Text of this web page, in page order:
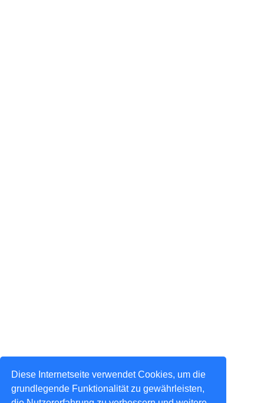
Diese Internetseite verwendet Cookies, um die
grundlegende Funktionalität zu gewährleisten,